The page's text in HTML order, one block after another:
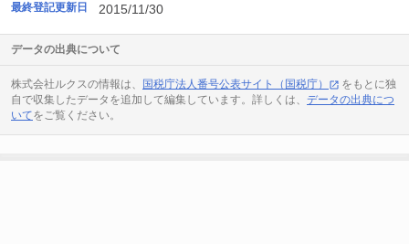
最終登記更新日 2015/11/30
データの出典について
株式会社ルクスの情報は、 国税庁法人番号公表サイト（国税庁）
をもとに独
自で収集したデータを追加して編集しています。詳しくは、 データの出典につ
いてをご覧ください。